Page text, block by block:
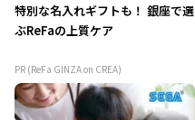
特別な名入れギフトも！ 銀座で選
ぶReFaの上質ケア
PR (ReFa GINZA on CREA)